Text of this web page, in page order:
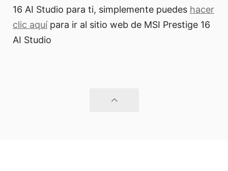
16 AI Studio para ti, simplemente puedes hacer
clic aquípara ir al sitio web de MSI Prestige 16
AI Studio